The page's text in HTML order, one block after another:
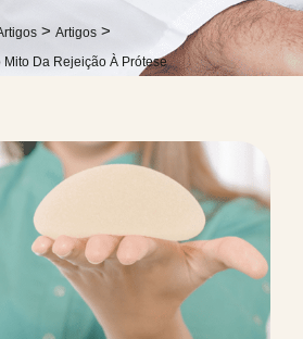
> Artigos >
Mito Da Rejeição À Prótese